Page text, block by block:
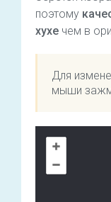
поэтому
хухе чем в
Для
мыши